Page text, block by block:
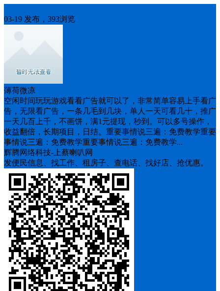
03-19 发布，393浏览
薄荷微凉
空闲时间玩玩游戏看看广告就可以了，非常简单容易上手看广
告，无限看广告，一条几毛到几块，单人一天可看几十，推广
一天几百上千，不画饼，满1元提现，秒到。可以多号操作，
收益翻倍，长期项目，日结。重要事情说三遍：免费教学重要
事情说三遍：免费教学重要事情说三遍：免费教学...
辉腾网络科技-上蔡喇叭网
发便民信息、找工作、租房子、查电话、找好店、抢优惠。